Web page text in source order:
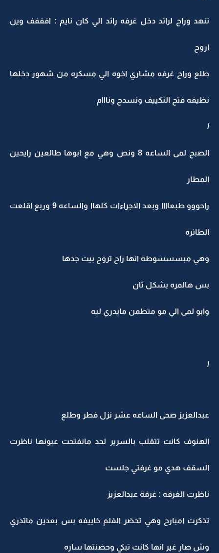
تنهد وراح لرائد دخل غرفه رائد الي كان نايم : افففف وين
اروح
طلع وراح غرفه مشاري اخوه الي مسكره من شهور دخلها
نظيفه فتح التكييف ونسدح ونااام
/
الصبح لمى الساعه 8 ونص وهي مع ابوها طالعين رايحين
المطار
راحووو طبعاااا وبعد الاجراءات كلهاا والساعه 9 وربع اقلعت
الطائره
وهي مبسسسوطه انها راح تروح بيت جدها
بس هالمره بشكل ثان
وابو لمى الي مو متطمن مايدري ليه
/
عبدالعزيز صحى الساعه عشر نزل فطر وطلع
الهنوف كانت تتقلب بالسرير لحد مانفتحت عيونها ناظرت
السقف هدي مو غرفتي جلست
ناظرت الغرفه : غرفة عبدالعزيز
تذكرت امبارح وهي تحضر الفلم خاييفه بس بعدين ماتدري
وش صار غير انها كانت تبكي وحضنتها ساره